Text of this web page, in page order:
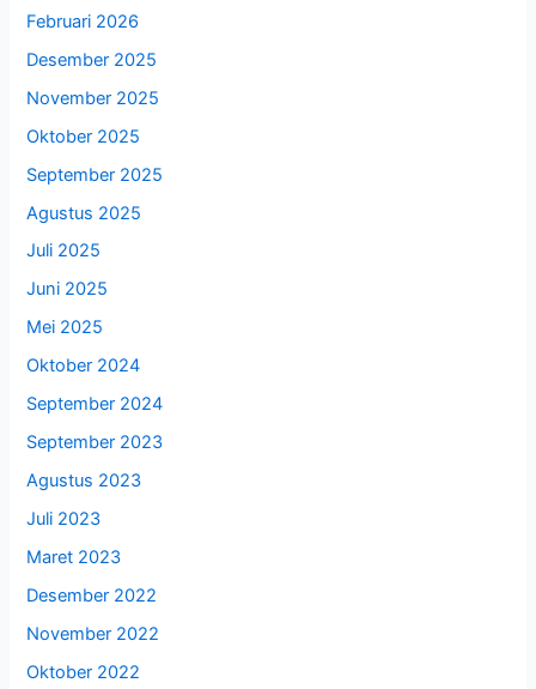
Februari 2026
Desember 2025
November 2025
Oktober 2025
September 2025
Agustus 2025
Juli 2025
Juni 2025
Mei 2025
Oktober 2024
September 2024
September 2023
Agustus 2023
Juli 2023
Maret 2023
Desember 2022
November 2022
Oktober 2022